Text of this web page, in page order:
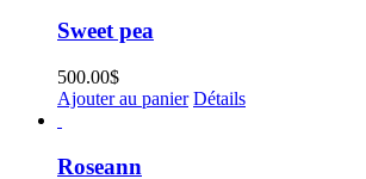
Sweet pea
500.00$
Ajouter au panier Détails
Roseann